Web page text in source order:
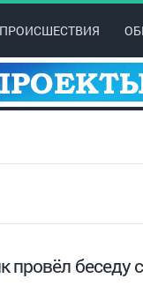
ПРОИСШЕСТВИЯ
провёл